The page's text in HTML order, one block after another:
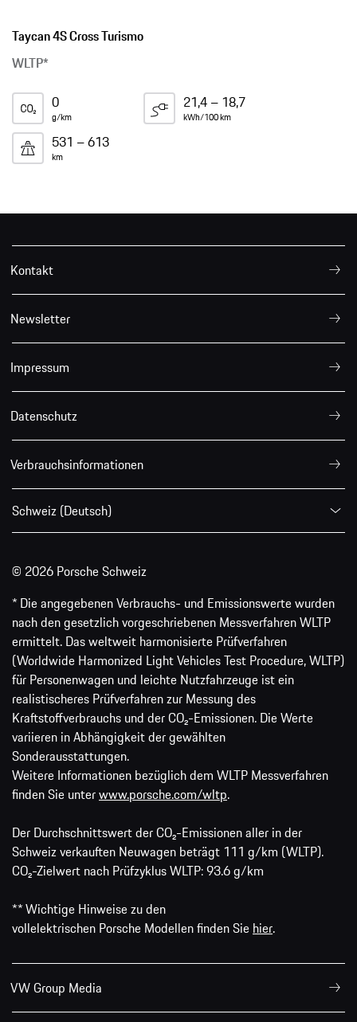
Taycan 4S Cross Turismo
WLTP*
0
g/km
21,4 – 18,7
kWh/100 km
531 – 613
km
Kontakt
Newsletter
Impressum
Datenschutz
Verbrauchsinformationen
Schweiz (Deutsch)
© 2026 Porsche Schweiz
* Die angegebenen Verbrauchs- und Emissionswerte wurden
nach den gesetzlich vorgeschriebenen Messverfahren WLTP
ermittelt. Das weltweit harmonisierte Prüfverfahren
(Worldwide Harmonized Light Vehicles Test Procedure, WLTP)
für Personenwagen und leichte Nutzfahrzeuge ist ein
realistischeres Prüfverfahren zur Messung des
Kraftstoffverbrauchs und der CO₂-Emissionen. Die Werte
variieren in Abhängigkeit der gewählten
Sonderausstattungen.
Weitere Informationen bezüglich dem WLTP Messverfahren
finden Sie unterwww.porsche.com/wltp.
Der Durchschnittswert der CO₂-Emissionen aller in der
Schweiz verkauften Neuwagen beträgt 111 g/km (WLTP).
CO₂-Zielwert nach Prüfzyklus WLTP: 93.6 g/km
** Wichtige Hinweise zu den
vollelektrischen Porsche Modellen finden Sie hier.
VW Group Media